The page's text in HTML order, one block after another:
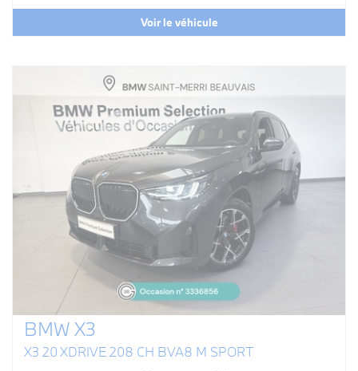
Voir le véhicule
BMW X3
X3 20 XDRIVE 208 CH BVA8 M SPORT